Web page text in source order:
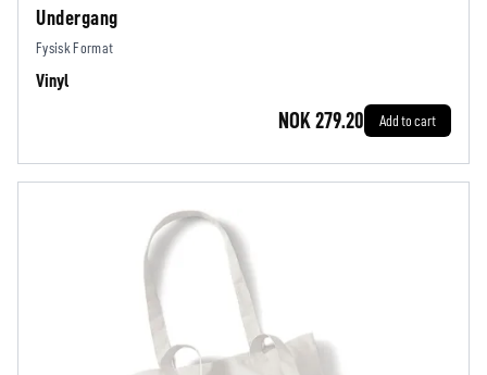
Undergang
Fysisk Format
Vinyl
NOK 279.20 Add to cart